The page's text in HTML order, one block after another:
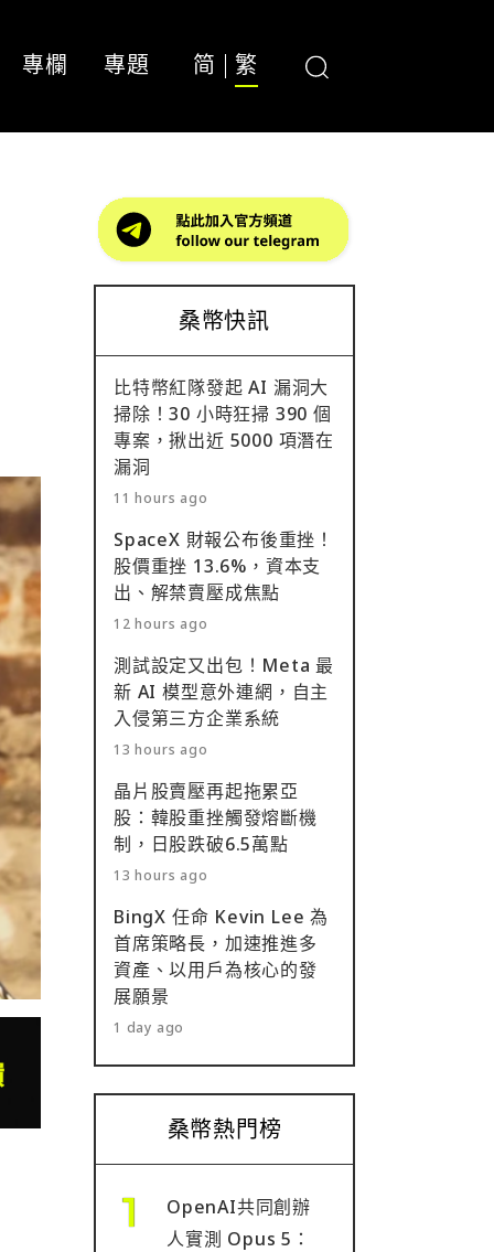
專欄 專題 简 繁
桑幣快訊
比特幣紅隊發起 AI 漏洞大
掃除！30 小時狂掃 390 個
專案，揪出近 5000 項潛在
漏洞
11 hours ago
SpaceX 財報公布後重挫！
股價重挫 13.6%，資本支
出、解禁賣壓成焦點
12 hours ago
測試設定又出包！Meta 最
新 AI 模型意外連網，自主
入侵第三方企業系統
13 hours ago
晶片股賣壓再起拖累亞
股：韓股重挫觸發熔斷機
制，日股跌破6.5萬點
13 hours ago
BingX 任命 Kevin Lee 為
首席策略長，加速推進多
資產、以用戶為核心的發
展願景
1 day ago
桑幣熱門榜
OpenAI共同創辦
人實測 Opus 5：